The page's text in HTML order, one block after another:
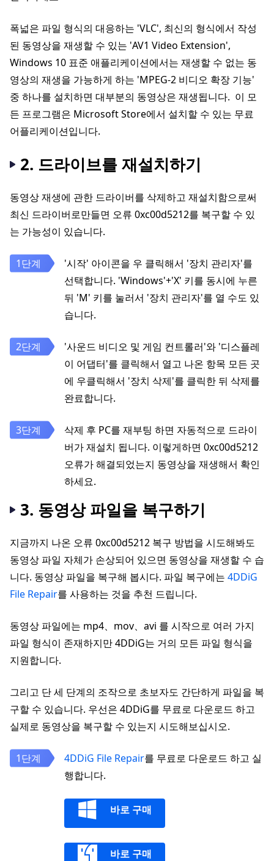
폭넓은 파일 형식의 대응하는 'VLC', 최신의 형식에서 작성
된 동영상을 재생할 수 있는 'AV1 Video Extension',
Windows 10 표준 애플리케이션에서는 재생할 수 없는 동
영상의 재생을 가능하게 하는 'MPEG-2 비디오 확장 기능'
중 하나를 설치하면 대부분의 동영상은 재생됩니다. 이 모
든 프로그램은 Microsoft Store에서 설치할 수 있는 무료
어플리케이션입니다.
2. 드라이브를 재설치하기
동영상 재생에 관한 드라이버를 삭제하고 재설치함으로써
최신 드라이버로만들면 오류 0xc00d5212를 복구할 수 있
는 가능성이 있습니다.
'시작' 아이콘을 우 클릭해서 '장치 관리자'를
선택합니다. 'Windows'+'X' 키를 동시에 누른
뒤 'M' 키를 눌러서 '장치 관리자'를 열 수도 있
습니다.
'사운드 비디오 및 게임 컨트롤러'와 '디스플레
이 어댑터'를 클릭해서 열고 나온 항목 모든 곳
에 우클릭해서 '장치 삭제'를 클릭한 뒤 삭제를
완료합니다.
삭제 후 PC를 재부팅 하면 자동적으로 드라이
버가 재설치 됩니다. 이렇게하면 0xc00d5212
오류가 해결되었는지 동영상을 재생해서 확인
하세요.
3. 동영상 파일을 복구하기
지금까지 나온 오류 0xc00d5212 복구 방법을 시도해봐도
동영상 파일 자체가 손상되어 있으면 동영상을 재생할 수 습
니다. 동영상 파일을 복구해 봅시다. 파일 복구에는 4DDiG
File Repair를 사용하는 것을 추천 드립니다.
동영상 파일에는 mp4、mov、avi 를 시작으로 여러 가지
파일 형식이 존재하지만 4DDiG는 거의 모든 파일 형식을
지원합니다.
그리고 단 세 단계의 조작으로 초보자도 간단하게 파일을 복
구할 수 있습니다. 우선은 4DDiG를 무료로 다운로드 하고
실제로 동영상을 복구할 수 있는지 시도해보십시오.
4DDiG File Repair를 무료로 다운로드 하고 실
행합니다.
바로 구매
바로 구매